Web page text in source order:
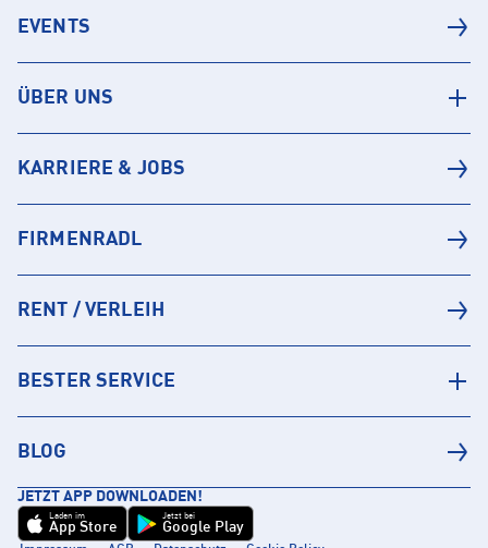
EVENTS
ÜBER UNS
KARRIERE & JOBS
FIRMENRADL
RENT / VERLEIH
BESTER SERVICE
BLOG
JETZT APP DOWNLOADEN!
Laden im
App Store
Jetzt bei
Google Play